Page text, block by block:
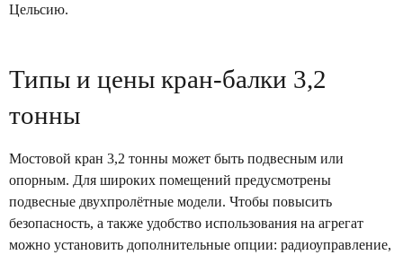
Цельсию.
Типы и цены кран-балки 3,2
тонны
Мостовой кран 3,2 тонны может быть подвесным или
опорным. Для широких помещений предусмотрены
подвесные двухпролётные модели. Чтобы повысить
безопасность, а также удобство использования на агрегат
можно установить дополнительные опции: радиоуправление,